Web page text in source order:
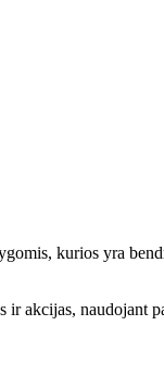
kurios yra
akcijas, naudojant